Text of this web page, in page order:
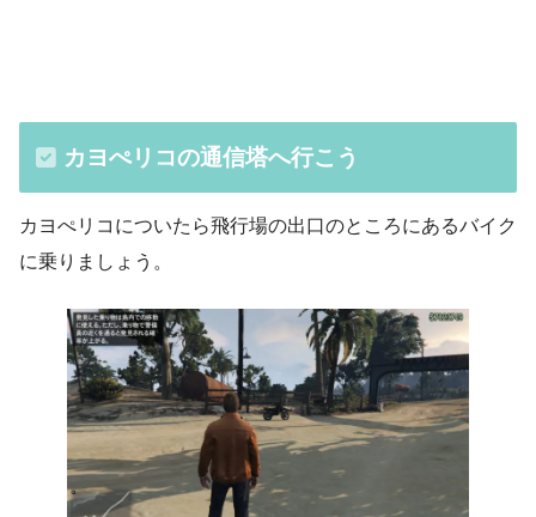
カヨぺリコの通信塔へ行こう
カヨぺリコについたら飛行場の出口のところにあるバイク
に乗りましょう。